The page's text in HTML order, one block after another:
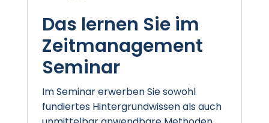
Das lernen Sie im
Zeitmanagement
Seminar
Im Seminar erwerben Sie sowohl
fundiertes Hintergrundwissen als auch